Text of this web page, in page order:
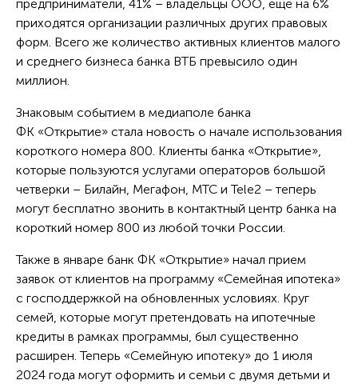
предприниматели, 41% – владельцы ООО, ещё на 6%
приходятся организации различных других правовых
форм. Всего же количество активных клиентов малого
и среднего бизнеса банка ВТБ превысило один
миллион.
Знаковым событием в медиаполе банка
ФК «Открытие» стала новость о начале использования
короткого номера 800. Клиенты банка «Открытие»,
которые пользуются услугами операторов большой
четверки – Билайн, Мегафон, МТС и Tele2 – теперь
могут бесплатно звонить в контактный центр банка на
короткий номер 800 из любой точки России.
Также в январе банк ФК «Открытие» начал прием
заявок от клиентов на программу «Семейная ипотека»
с господдержкой на обновленных условиях. Круг
семей, которые могут претендовать на ипотечные
кредиты в рамках программы, был существенно
расширен. Теперь «Семейную ипотеку» до 1 июля
2024 года могут оформить и семьи с двумя детьми и